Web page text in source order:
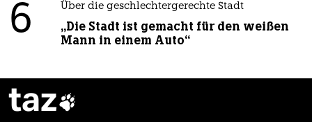
6 Über die geschlechtergerechte Stadt
„Die Stadt ist gemacht für den weißen
Mann in einem Auto“
taz